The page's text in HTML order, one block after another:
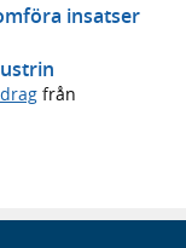
insatser
från